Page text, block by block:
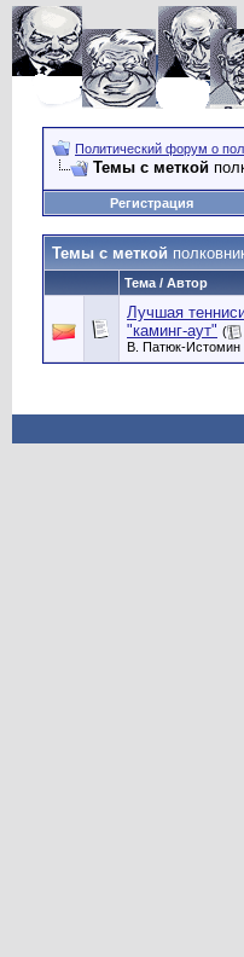
Политический форум о
Темы с меткой
Регистрация
Темы с меткой
Тема / Автор
Лучшая
"каминг-аут" (
В. Патюк-Истомин